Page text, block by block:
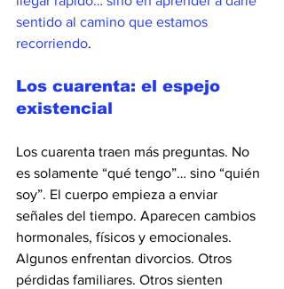
sentido al camino que estamos
recorriendo.
Los cuarenta: el espejo
existencial
Los cuarenta traen más preguntas. No
es solamente “qué tengo”… sino “quién
soy”. El cuerpo empieza a enviar
señales del tiempo. Aparecen cambios
hormonales, físicos y emocionales.
Algunos enfrentan divorcios. Otros
pérdidas familiares. Otros sienten